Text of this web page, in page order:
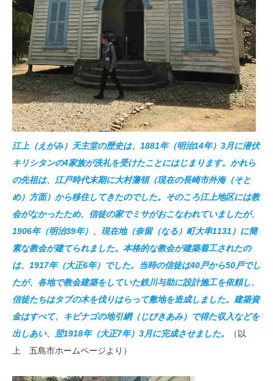
江上（えがみ） 天主堂の歴史は、1881年（明治14年）3月に潜伏
キリシタンの4家族が洗礼を受けたことにはじまります。かれら
の先祖は、江戸時代末期に大村藩領（現在の長崎市外海（そと
め）方面）から移住してきたのでした。そのころ江上地区には教
会がなかったため、信徒の家でミサがおこなわれていましたが、
1906年（明治39年）、現在地（奈留（なる）町大串1131）に簡
素な教会が建てられました。本格的な教会が建築着工されたの
は、1917年（大正6年）でした。当時の信徒は40戸から50戸でし
たが、各地で教会建築をしていた鉄川与助に設計施工を依頼し、
信徒たちはタブの木を伐りはらって敷地を造成しました。建築資
金はすべて、キビナゴの地引網（じびきあみ）で得た収入などを
出しあい、翌1918年（大正7年）3月に完成させました。
（以
上 五島市ホームページより）